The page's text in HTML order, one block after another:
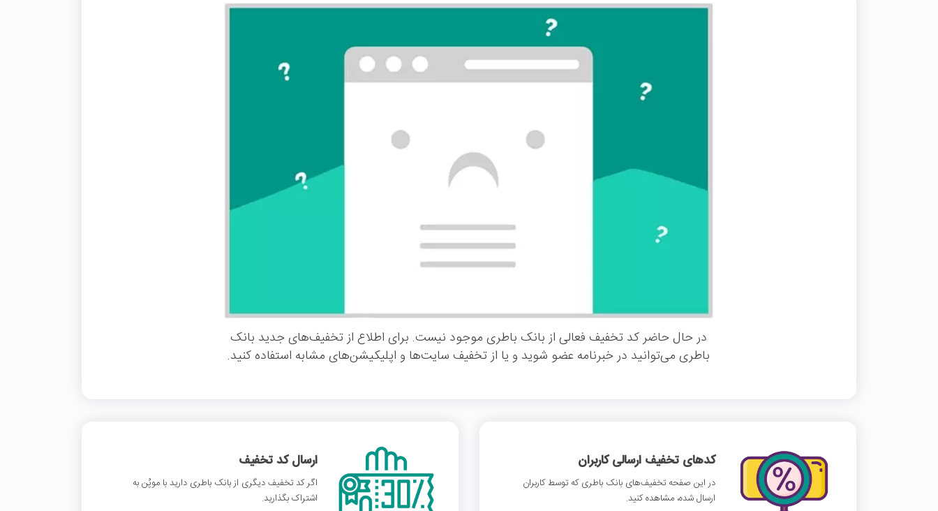
در حال حاضر کد تخفیف فعالی از بانک باطری موجود نیست. برای اطلاع از تخفیف‌های جدید بانک
باطری می‌توانید در خبرنامه عضو شوید و یا از تخفیف سایت‌ها و اپلیکیشن‌های مشابه استفاده کنید.
کدهای تخفیف ارسالی کاربران
در این صفحه تخفیف‌های بانک باطری که توسط کاربران
ارسال شده، مشاهده کنید.
ارسال کد تخفیف
اگر کد تخفیف دیگری از بانک باطری دارید با موپُن به
اشتراک بگذارید.